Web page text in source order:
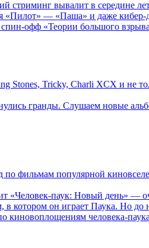
стриминг вывалит в середине
«Пилот» — «Паша» и даже кибер-
офф «Теории большого
Stones, Tricky, Charli XCX и не
гранды. Слушаем новые
по фильмам популярной
«Человек-паук: Новый день» —
котором он играет Паука. Но до
киновоплощениям человека-